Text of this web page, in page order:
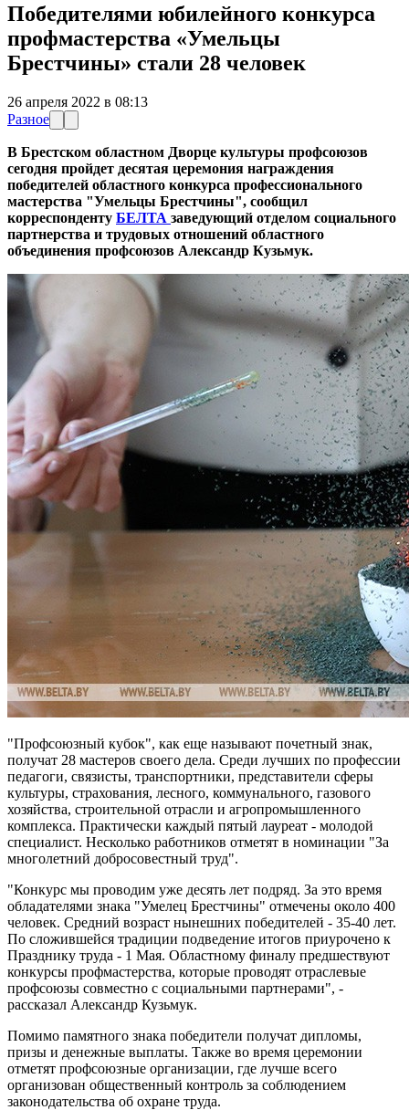
Победителями юбилейного конкурса
профмастерства «Умельцы
Брестчины» стали 28 человек
26 апреля 2022 в 08:13
Разное
В Брестском областном Дворце культуры профсоюзов
сегодня пройдет десятая церемония награждения
победителей областного конкурса профессионального
мастерства "Умельцы Брестчины", сообщил
корреспонденту БЕЛТА заведующий отделом социального
партнерства и трудовых отношений областного
объединения профсоюзов Александр Кузьмук.
"Профсоюзный кубок", как еще называют почетный знак,
получат 28 мастеров своего дела. Среди лучших по профессии
педагоги, связисты, транспортники, представители сферы
культуры, страхования, лесного, коммунального, газового
хозяйства, строительной отрасли и агропромышленного
комплекса. Практически каждый пятый лауреат - молодой
специалист. Несколько работников отметят в номинации "За
многолетний добросовестный труд".
"Конкурс мы проводим уже десять лет подряд. За это время
обладателями знака "Умелец Брестчины" отмечены около 400
человек. Средний возраст нынешних победителей - 35-40 лет.
По сложившейся традиции подведение итогов приурочено к
Празднику труда - 1 Мая. Областному финалу предшествуют
конкурсы профмастерства, которые проводят отраслевые
профсоюзы совместно с социальными партнерами", -
рассказал Александр Кузьмук.
Помимо памятного знака победители получат дипломы,
призы и денежные выплаты. Также во время церемонии
отметят профсоюзные организации, где лучше всего
организован общественный контроль за соблюдением
законодательства об охране труда.